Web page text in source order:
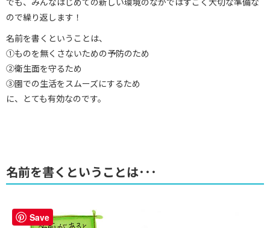
ので繰り返します！
名前を書くということは、
①ものを無くさないための予防のため
②衛生面を守るため
③園での生活をスムーズにするため
に、とても有効なのです。
名前を書くということは･･･
Save